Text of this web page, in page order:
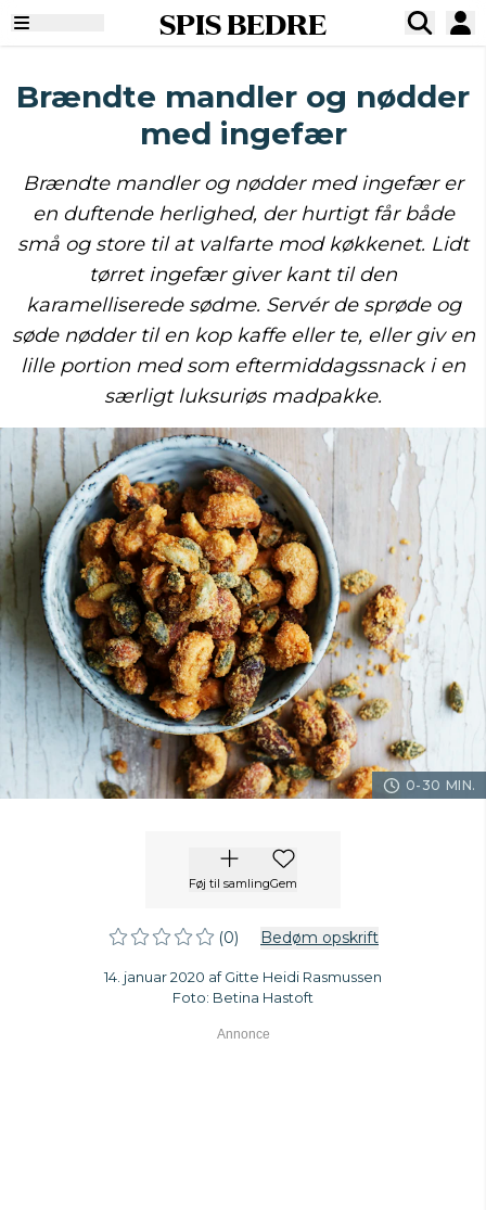
SPIS BEDRE
Brændte mandler og nødder
med ingefær
Brændte mandler og nødder med ingefær er
en duftende herlighed, der hurtigt får både
små og store til at valfarte mod køkkenet. Lidt
tørret ingefær giver kant til den
karamelliserede sødme. Servér de sprøde og
søde nødder til en kop kaffe eller te, eller giv en
lille portion med som eftermiddagssnack i en
særligt luksuriøs madpakke.
0-30 MIN.
Føj til samlingGem
(0) Bedøm opskrift
14. januar 2020 af Gitte Heidi Rasmussen
Foto: Betina Hastoft